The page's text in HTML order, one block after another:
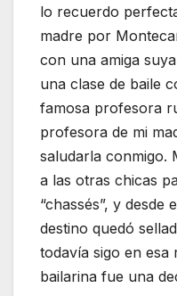
lo recuerdo
madre por
con una amiga
una clase de baile
famosa profesora
profesora de mi
saludarla conmigo.
a las otras chicas
“chassés”, y
destino quedó
todavía sigo en esa
bailarina fue una